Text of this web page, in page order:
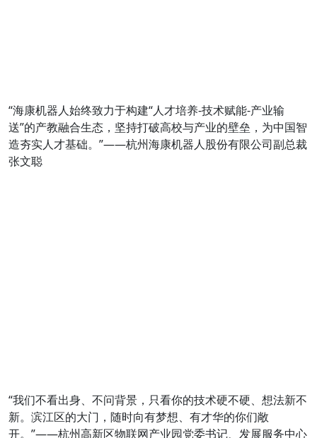
“海康机器人始终致力于构建“人才培养-技术赋能-产业输
送”的产教融合生态，坚持打破高校与产业的壁垒，为中国智
造夯实人才基础。”——杭州海康机器人股份有限公司副总裁
张文聪
“我们不看出身、不问背景，只看你的技术硬不硬、想法新不
新。滨江区的大门，随时向有梦想、有才华的你们敞
开。”——杭州高新区物联网产业园党委书记、发展服务中心